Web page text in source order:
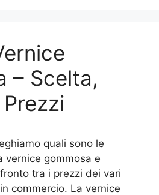
– Scelta,
quali sono le
vernice gommosa e
tra i prezzi dei vari
commercio. La vernice